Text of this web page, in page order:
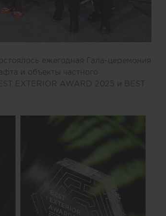
ежегодная Гала-церемония
и объекты частного
EXTERIOR AWARD 2025 и BEST